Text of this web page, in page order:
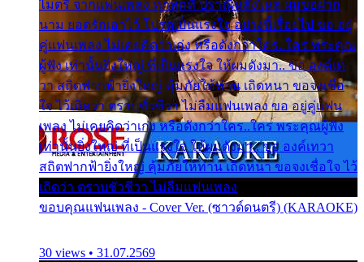
ไมตรี จากแฟนเพลง ทุกทุกที่ ปราณีหลั่งไหล ผมขอฝาก
นาม ยอดรักเอาไว้ โปรดเป็นแรงใจ อย่างนี้เรื่อยไป ขอ อยู่
คู่แฟนเพลง ไม่เคยคิดว่าเก่ง หรือดังกว่าใคร..ใคร พระคุณ
ผู้ฟัง เท่านั้นยิ่งใหญ่ ที่เป็นแรงใจ ให้ผมดังมา.. ขอ องค์เท
วา สถิตฟากฟ้ายิ่งใหญ่ คุ้มภัยให้ท่าน เถิดหนา ขอจงเชื่อ
ใจ ไว้เถิดว่า ตราบชั่วชีวา ไม่ลืมแฟนเพลง ขอ อยู่คู่แฟน
เพลง ไม่เคยคิดว่าเก่ง หรือดังกว่าใคร..ใคร พระคุณผู้ฟัง
เท่านั้นยิ่งใหญ่ ที่เป็นแรงใจ ให้ผมดังมา.. ขอ องค์เทวา
สถิตฟากฟ้ายิ่งใหญ่ คุ้มภัยให้ท่าน เถิดหนา ขอจงเชื่อใจ ไว้
เถิดว่า ตราบชั่วชีวา ไม่ลืมแฟนเพลง
ขอบคุณแฟนเพลง - Cover Ver. (ซาวด์ดนตรี) (KARAOKE)
30 views • 31.07.2569